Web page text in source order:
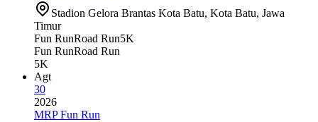
Stadion Gelora Brantas Kota Batu, Kota Batu, Jawa
Timur
Fun RunRoad Run5K
Fun RunRoad Run
5K
Agt
30
2026
MRP Fun Run